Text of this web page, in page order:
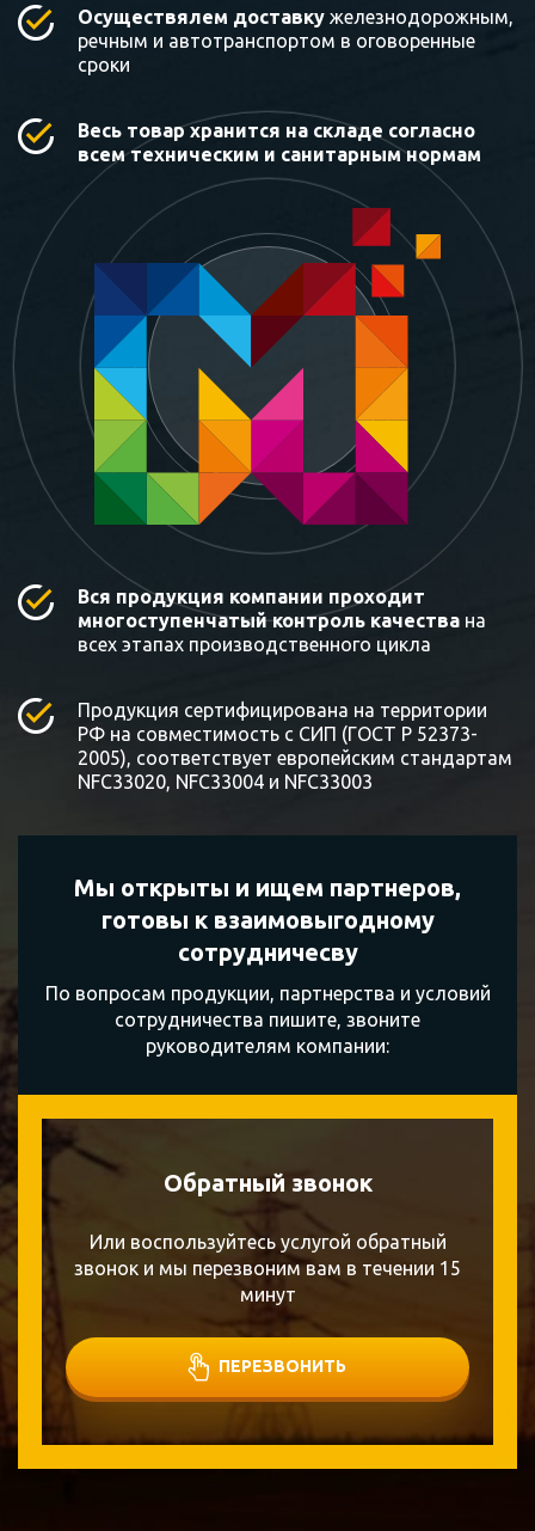
Осуществялем доставку железнодорожным,
речным и автотранспортом в оговоренные
сроки
Весь товар хранится на складе согласно
всем техническим и санитарным нормам
Вся продукция компании проходит
многоступенчатый контроль качества на
всех этапах производственного цикла
Продукция сертифицирована на территории
РФ на совместимость с СИП (ГОСТ Р 52373-
2005), соответствует европейским стандартам
NFC33020, NFC33004 и NFC33003
Мы открыты и ищем партнеров,
готовы квзаимовыгодному
сотрудничесву
По вопросам продукции, партнерства и условий
сотрудничества пишите, звоните
руководителям компании:
Обратный звонок
Или воспользуйтесь услугой обратный
звонок и мы перезвоним вам в течении 15
минут
ПЕРЕЗВОНИТЬ